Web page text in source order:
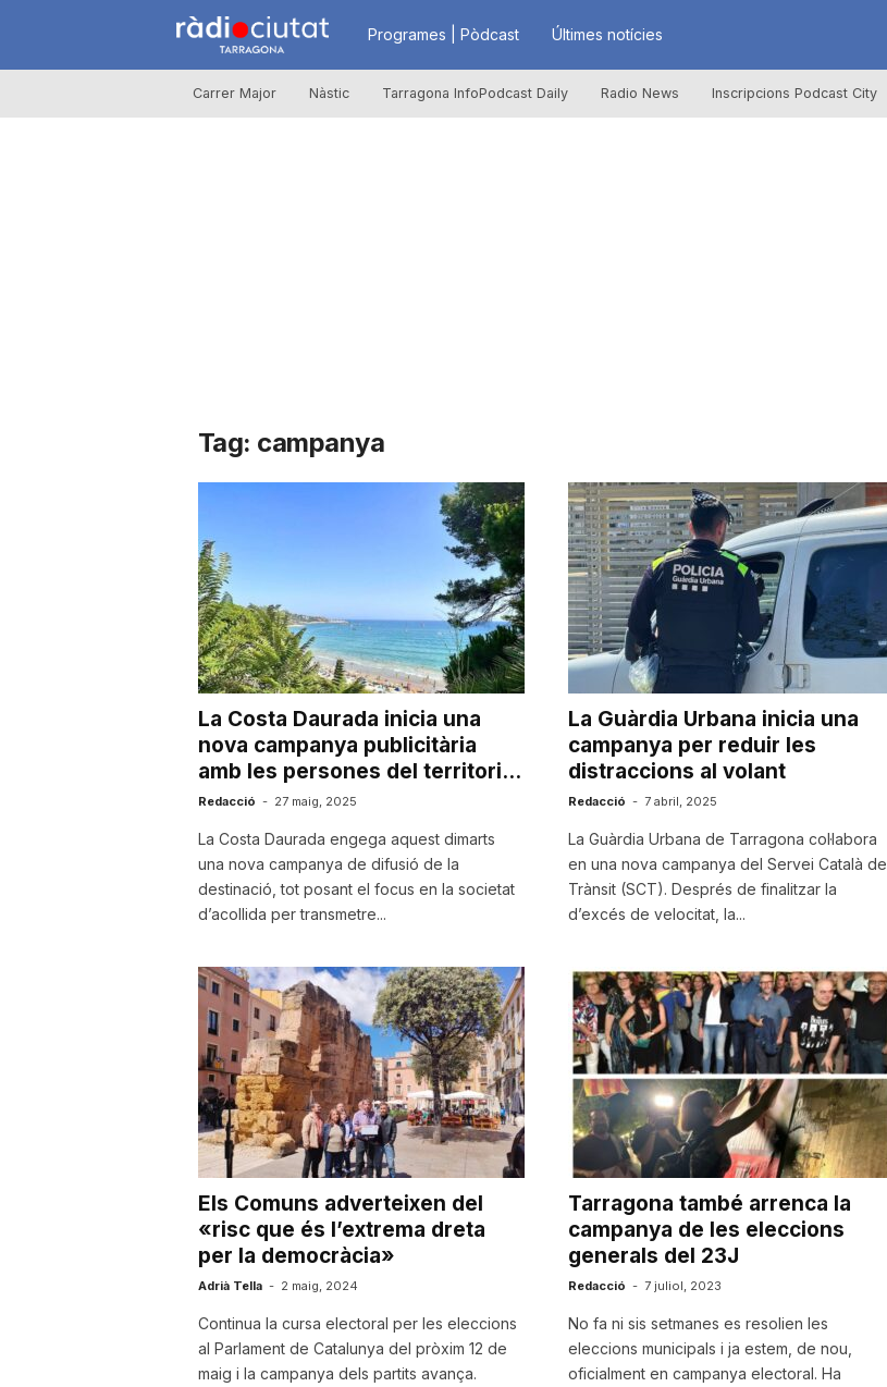
R
à
i
a
t
d
e
a
r
r
a
g
o
Programes | Pòdcast Últimes notícies
Carrer Major Nàstic Tarragona InfoPodcast Daily Radio News Inscripcions Podcast City
Tag: campanya
La Costa Daurada inicia una
nova campanya publicitària
amb les persones del territori...
Redacció - 27 maig, 2025
La Costa Daurada engega aquest dimarts
una nova campanya de difusió de la
destinació, tot posant el focus en la societat
d’acollida per transmetre...
La Guàrdia Urbana inicia una
campanya per reduir les
distraccions al volant
Redacció - 7 abril, 2025
La Guàrdia Urbana de Tarragona col·labora
en una nova campanya del Servei Català de
Trànsit (SCT). Després de finalitzar la
d’excés de velocitat, la...
Els Comuns adverteixen del
«risc que és l’extrema dreta
per la democràcia»
Adrià Tella - 2 maig, 2024
Continua la cursa electoral per les eleccions
al Parlament de Catalunya del pròxim 12 de
maig i la campanya dels partits avança.
Tarragona també arrenca la
campanya de les eleccions
generals del 23J
Redacció - 7 juliol, 2023
No fa ni sis setmanes es resolien les
eleccions municipals i ja estem, de nou,
oficialment en campanya electoral. Ha